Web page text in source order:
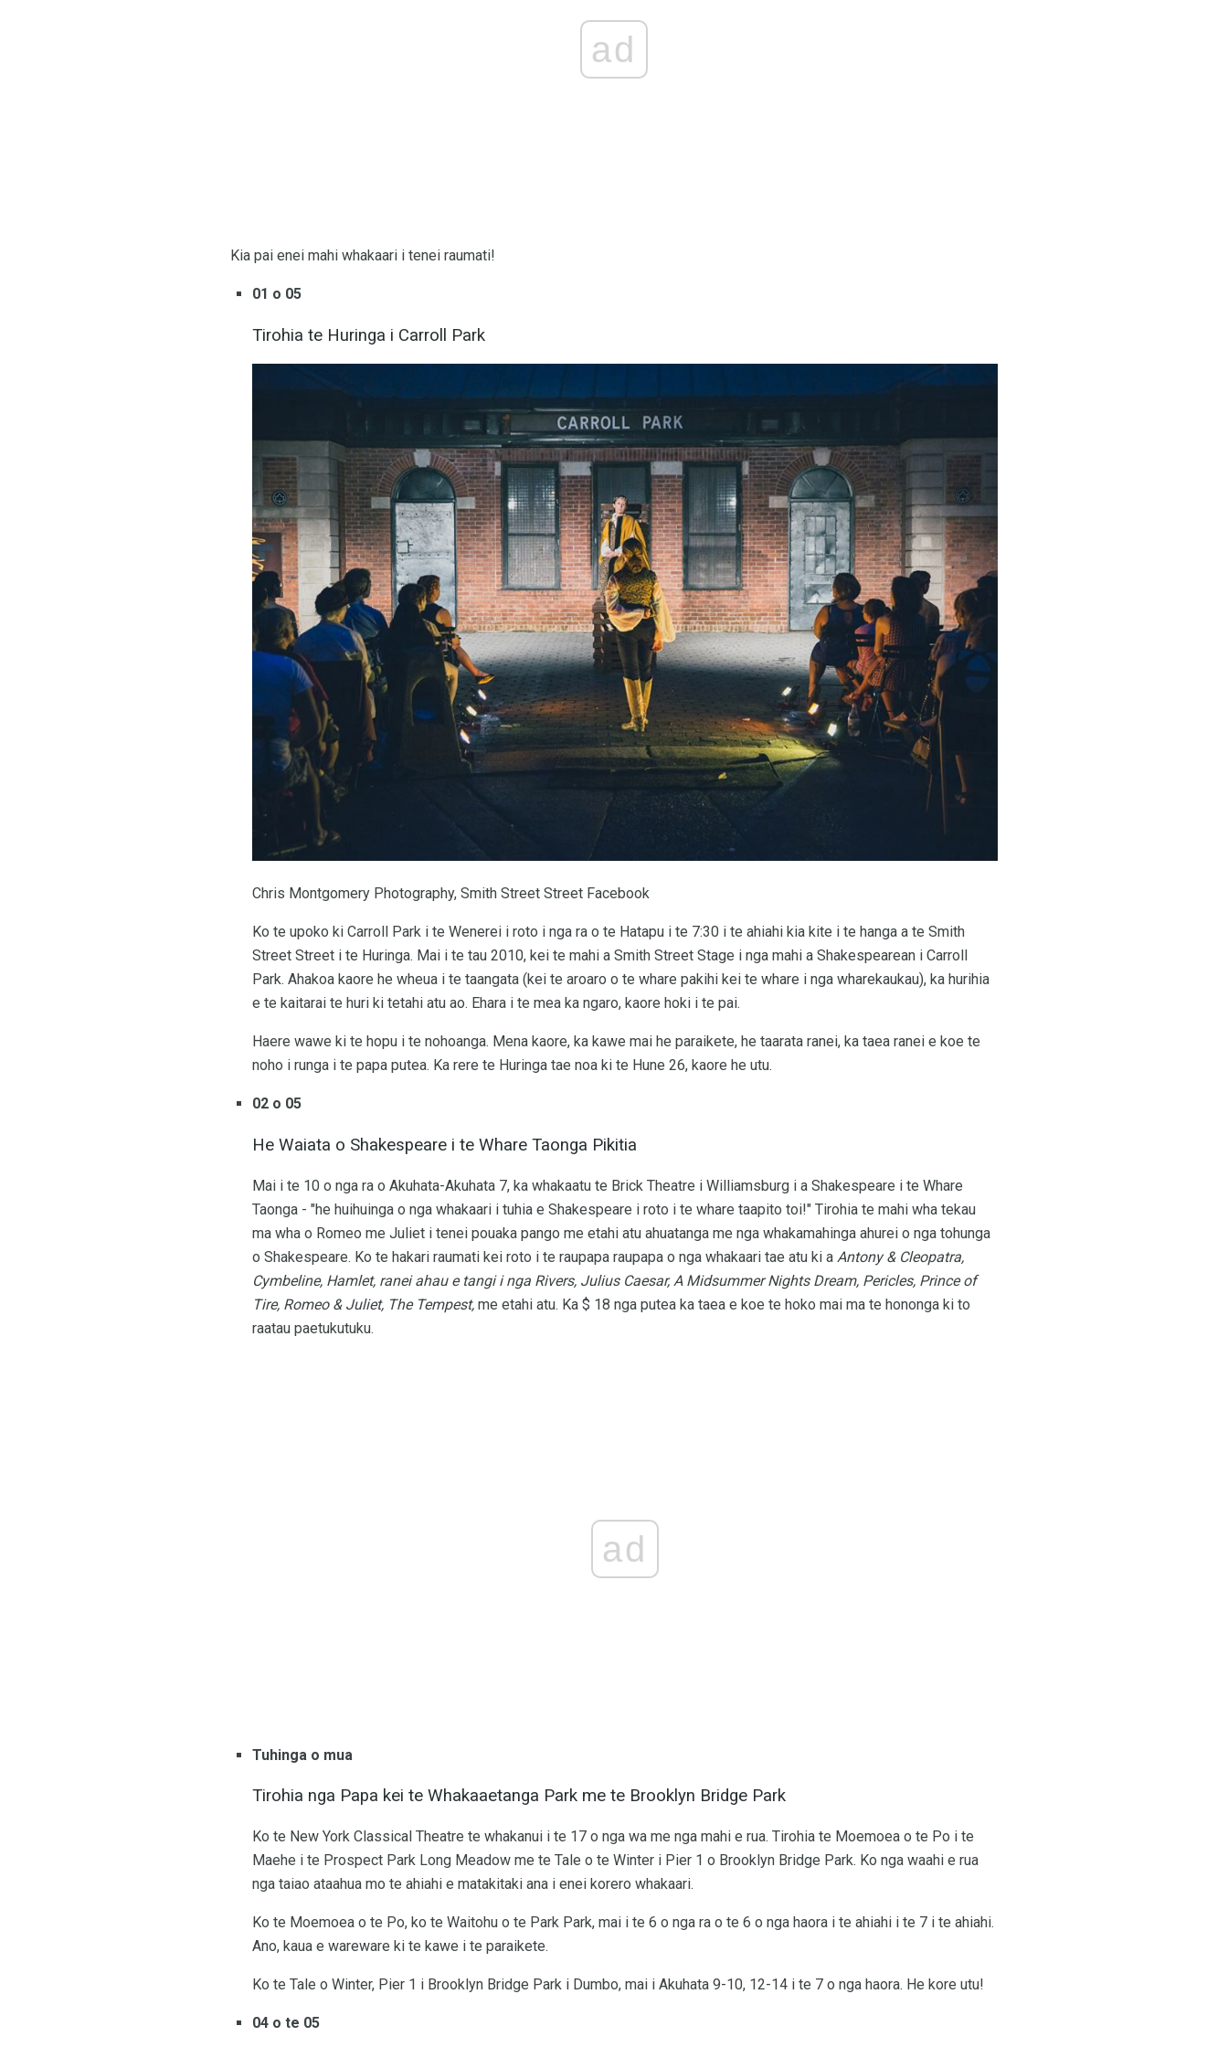
ad
Kia pai enei mahi whakaari i tenei raumati!
01 o 05
Tirohia te Huringa i Carroll Park
Chris Montgomery Photography, Smith Street Street Facebook
Ko te upoko ki Carroll Park i te Wenerei i roto i nga ra o te Hatapu i te 7:30 i te ahiahi kia kite i te hanga a te Smith
Street Street i te Huringa. Mai i te tau 2010, kei te mahi a Smith Street Stage i nga mahi a Shakespearean i Carroll
Park. Ahakoa kaore he wheua i te taangata (kei te aroaro o te whare pakihi kei te whare i nga wharekaukau), ka hurihia
e te kaitarai te huri ki tetahi atu ao. Ehara i te mea ka ngaro, kaore hoki i te pai.
Haere wawe ki te hopu i te nohoanga. Mena kaore, ka kawe mai he paraikete, he taarata ranei, ka taea ranei e koe te
noho i runga i te papa putea. Ka rere te Huringa tae noa ki te Hune 26, kaore he utu.
02 o 05
He Waiata o Shakespeare i te Whare Taonga Pikitia
Mai i te 10 o nga ra o Akuhata-Akuhata 7, ka whakaatu te Brick Theatre i Williamsburg i a Shakespeare i te Whare
Taonga - "he huihuinga o nga whakaari i tuhia e Shakespeare i roto i te whare taapito toi!" Tirohia te mahi wha tekau
ma wha o Romeo me Juliet i tenei pouaka pango me etahi atu ahuatanga me nga whakamahinga ahurei o nga tohunga
o Shakespeare. Ko te hakari raumati kei roto i te raupapa raupapa o nga whakaari tae atu ki a Antony & Cleopatra,
Cymbeline, Hamlet, ranei ahau e tangi i nga Rivers, Julius Caesar, A Midsummer Nights Dream, Pericles, Prince of
Tire, Romeo & Juliet, The Tempest, me etahi atu. Ka $ 18 nga putea ka taea e koe te hoko mai ma te hononga ki to
raatau paetukutuku.
ad
Tuhinga o mua
Tirohia nga Papa kei te Whakaaetanga Park me te Brooklyn Bridge Park
Ko te New York Classical Theatre te whakanui i te 17 o nga wa me nga mahi e rua. Tirohia te Moemoea o te Po i te
Maehe i te Prospect Park Long Meadow me te Tale o te Winter i Pier 1 o Brooklyn Bridge Park. Ko nga waahi e rua
nga taiao ataahua mo te ahiahi e matakitaki ana i enei korero whakaari.
Ko te Moemoea o te Po, ko te Waitohu o te Park Park, mai i te 6 o nga ra o te 6 o nga haora i te ahiahi i te 7 i te ahiahi.
Ano, kaua e wareware ki te kawe i te paraikete.
Ko te Tale o Winter, Pier 1 i Brooklyn Bridge Park i Dumbo, mai i Akuhata 9-10, 12-14 i te 7 o nga haora. He kore utu!
04 o te 05